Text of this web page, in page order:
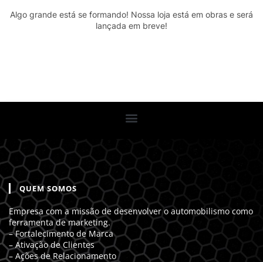
Algo grande está se formando! Nossa loja está em obras e será
lançada em breve!
QUEM SOMOS
Empresa com a missão de desenvolver o automobilismo como
ferramenta de marketing.
– Fortalecimento de Marca
– Ativação de Clientes
– Ações de Relacionamento